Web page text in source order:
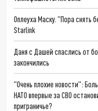
Оплеуха Маску. "Пора снять
Starlink
Даня с Дашей спаслись от
закончились
"Очень плохие новости":
НАТО впервые за СВО
приграничье?